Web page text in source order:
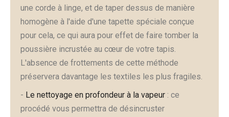
une corde à linge, et de taper dessus de manière
homogène à l'aide d'une tapette spéciale conçue
pour cela, ce qui aura pour effet de faire tomber la
poussière incrustée au cœur de votre tapis.
L'absence de frottements de cette méthode
préservera davantage les textiles les plus fragiles.
- Le nettoyage en profondeur à la vapeur : ce
procédé vous permettra de désincruster